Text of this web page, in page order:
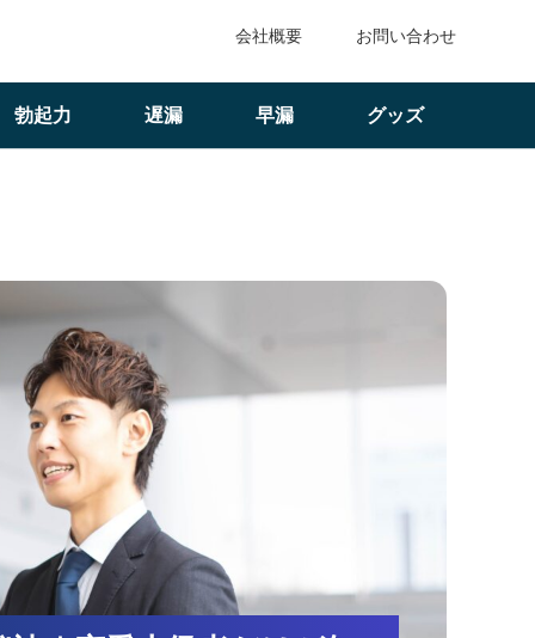
会社概要 お問い合わせ
勃起力 遅漏 早漏 グッズ